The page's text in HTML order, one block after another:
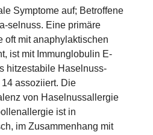
Symptome auf; Betroffene
selnuss. Eine primäre
oft mit anaphylaktischen
ist mit Immunglobulin E-
hitzestabile Haselnuss-
assoziiert. Die
von Haselnussallergie
ist in
im Zusammenhang mit